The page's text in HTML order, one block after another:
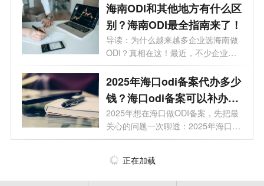
海南ODI和其他地方有什么区
别？海南ODI最全指南来了！
导读：为什么越来越多企业选海南做
ODI？真相在这！最近，不少企业老
板正在...
2025年海口odi备案代办多少
钱？海口odi备案可以补办
吗？
2025年想在海口做ODI备案，先把最
关心的问题一次聊透：2025年海口
odi备案对企...
正在加载